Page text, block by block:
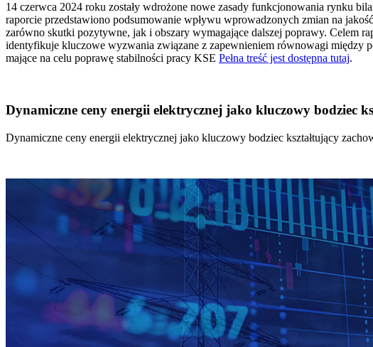
14 czerwca 2024 roku zostały wdrożone nowe zasady funkcjonowania rynku
raporcie przedstawiono podsumowanie wpływu wprowadzonych zmian na
zarówno skutki pozytywne, jak i obszary wymagające dalszej poprawy. Celem
identyfikuje kluczowe wyzwania związane z zapewnieniem równowagi między
mające na celu poprawę stabilności pracy KSE Pełna treść jest dostępna tutaj.
Dynamiczne ceny energii elektrycznej jako kluczowy bodziec
Dynamiczne ceny energii elektrycznej jako kluczowy bodziec kształtujący